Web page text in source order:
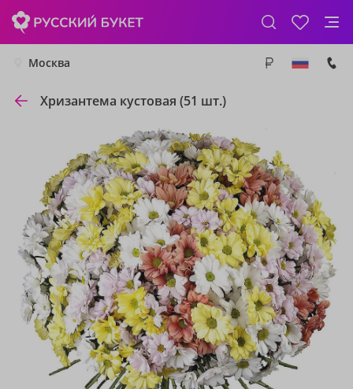
Москва
Хризантема кустовая (51 шт.)